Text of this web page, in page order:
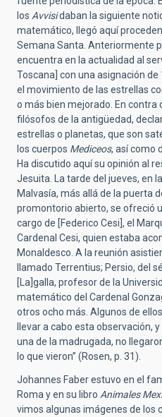
los Avvisidaban la siguiente
matemático, llegó aquí
Semana Santa. Anteriormente
encuentra en la actualidad al
Toscana] con una asignación
el movimiento de las estrellas
o más bien mejorado. En contra
filósofos de la antigüedad,
estrellas o planetas, que son
los cuerpos Mediceos, así como
Ha discutido aquí su opinión al
Jesuita. La tarde del jueves, en
Malvasía, más allá de la puerta
promontorio abierto, se ofreció
cargo de [Federico Cesi], el
Cardenal Cesi, quien estaba
Monaldesco. A la reunión
llamado Terrentius; Persio, del
[La]galla, profesor de la
matemático del Cardenal
otros ocho más. Algunos de
llevar a cabo esta observación,
una de la madrugada, no
lo que vieron” (Rosen, p. 31).
Johannes Faber estuvo en el
Roma y en su libro Animales
vimos algunas imágenes de los